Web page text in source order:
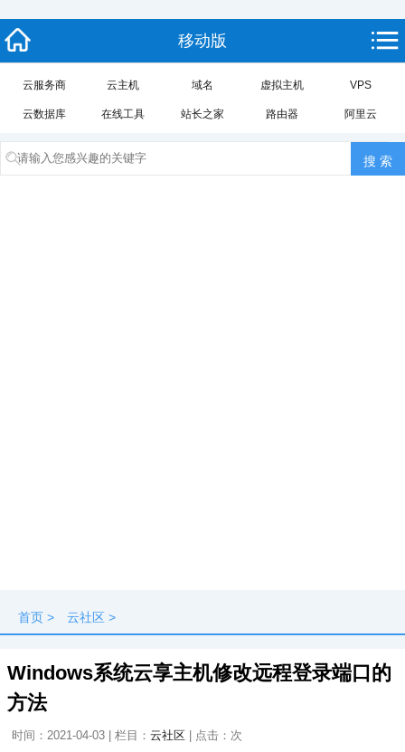
移动版
云服务商 云主机 域名 虚拟主机 VPS
云数据库 在线工具 站长之家 路由器 阿里云
首页 > 云社区 >
Windows系统云享主机修改远程登录端口的
方法
时间：2021-04-03 | 栏目： 云社区 | 点击： 次